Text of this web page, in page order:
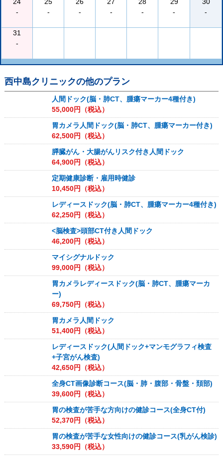
24
-
25
-
26
-
27
-
28
-
29
-
30
-
31
-
西中島クリニックの他のプラン
人間ドック(脳・肺CT、腫瘍マーカー4種付き)
55,000円（税込）
胃カメラ人間ドック(脳・肺CT、腫瘍マーカー付き)
62,500円（税込）
膵臓がん・大腸がんリスク付き人間ドック
64,900円（税込）
定期健康診断・雇用時健診
10,450円（税込）
レディースドック(脳・肺CT、腫瘍マーカー4種付き)
62,250円（税込）
<脳検査>頭部CT付き人間ドック
46,200円（税込）
マイシグナルドック
99,000円（税込）
胃カメラレディースドック(脳・肺CT、腫瘍マーカ
ー)
69,750円（税込）
胃カメラ人間ドック
51,400円（税込）
レディースドック(人間ドック+マンモグラフィ検査
+子宮がん検査)
42,650円（税込）
全身CT画像診断コース(脳・肺・腹部・骨盤・頚部)
39,600円（税込）
胃の検査が苦手な方向けの健診コース(全身CT付)
52,370円（税込）
胃の検査が苦手な女性向けの健診コース(乳がん検診)
33,590円（税込）